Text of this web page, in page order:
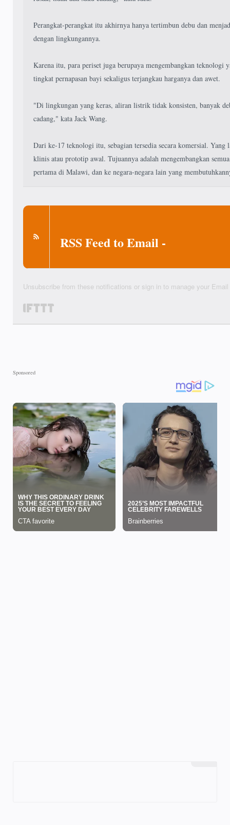
Perangkat-perangkat itu akhirnya hanya tertimbun debu dan
dengan lingkungannya.
Karena itu, para periset juga berupaya mengembangkan teknologi
tingkat pernapasan bayi sekaligus terjangkau harganya dan awet.
"Di lingkungan yang keras, aliran listrik tidak konsisten, banyak
cadang," kata Jack Wang.
Dari ke-17 teknologi itu, sebagian tersedia secara komersial. Yang
klinis atau prototip awal. Tujuannya adalah mengembangkan
pertama di Malawi, dan ke negara-negara lain yang
RSS Feed to Email -
Unsubscribe from these notifications or sign in to manage your